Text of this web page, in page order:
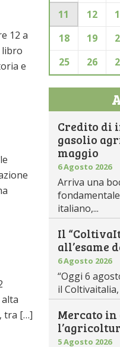
12 a
libro
e
tra […]
11
12
18
19
25
26
Credito di
gasolio
maggio
6 Agosto 2026
Arriva una
italiano,...
Il
all’esame
6 Agosto 2026
“Oggi 6
il
Mercato in
5 Agosto 2026